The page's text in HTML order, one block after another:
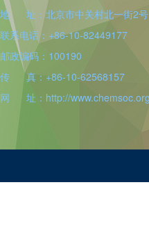
地 址：北京市中关村北一街2号
联系电话：+86-10-82449177
邮政编码：100190
传 真：+86-10-62568157
网 址：http://